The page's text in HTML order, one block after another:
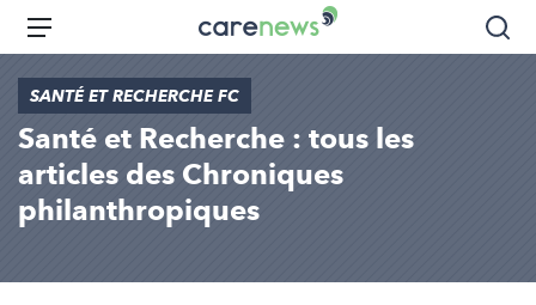
Aller
principal
Carenews,
Le
média
des
acteurs
de
l'engagement
Menu
SANTÉ ET RECHERCHE FC
Santé et Recherche : tous les
articles des Chroniques
philanthropiques